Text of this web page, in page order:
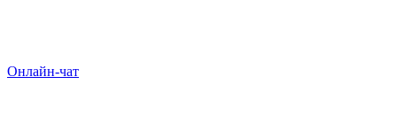
Онлайн-чат